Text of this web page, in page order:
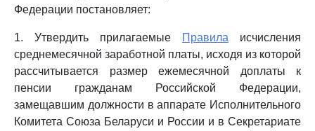
Федерации постановляет:
1. Утвердить прилагаемые Правила исчисления
среднемесячной заработной платы, исходя из которой
рассчитывается размер ежемесячной доплаты к
пенсии гражданам Российской Федерации,
замещавшим должности в аппарате Исполнительного
Комитета Союза Беларуси и России и в Секретариате